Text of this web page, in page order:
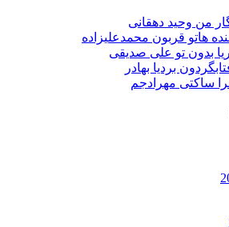
من وحید دهقانی
هاتو قربون محمدعلیزاده
بدون تو علی صدیقی
بردیا بهادر
ساکتی مهرادجم